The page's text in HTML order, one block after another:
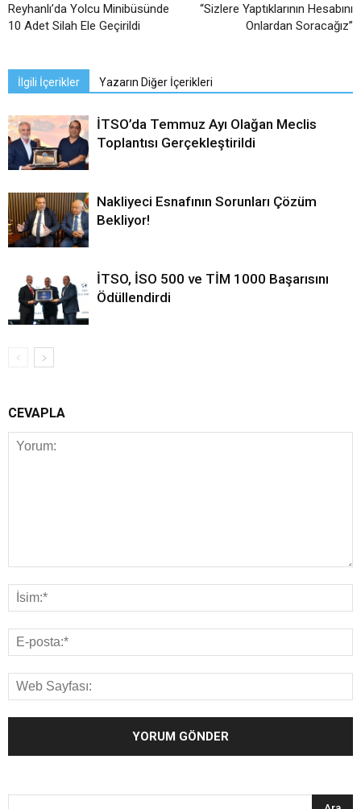
Reyhanlı’da Yolcu Minibüsünde
10 Adet Silah Ele Geçirildi
“Sizlere Yaptıklarının Hesabını
Onlardan Soracağız”
İlgili İçerikler Yazarın Diğer İçerikleri
İTSO’da Temmuz Ayı Olağan Meclis
Toplantısı Gerçekleştirildi
Nakliyeci Esnafının Sorunları Çözüm
Bekliyor!
İTSO, İSO 500 ve TİM 1000 Başarısını
Ödüllendirdi
CEVAPLA